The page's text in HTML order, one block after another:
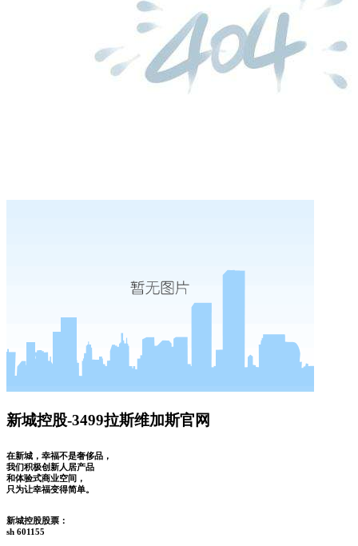
新城控股-3499拉斯维加斯官网
在新城，幸福不是奢侈品，
我们积极创新人居产品
和体验式商业空间，
只为让幸福变得简单。
新城控股股票：
sh 601155